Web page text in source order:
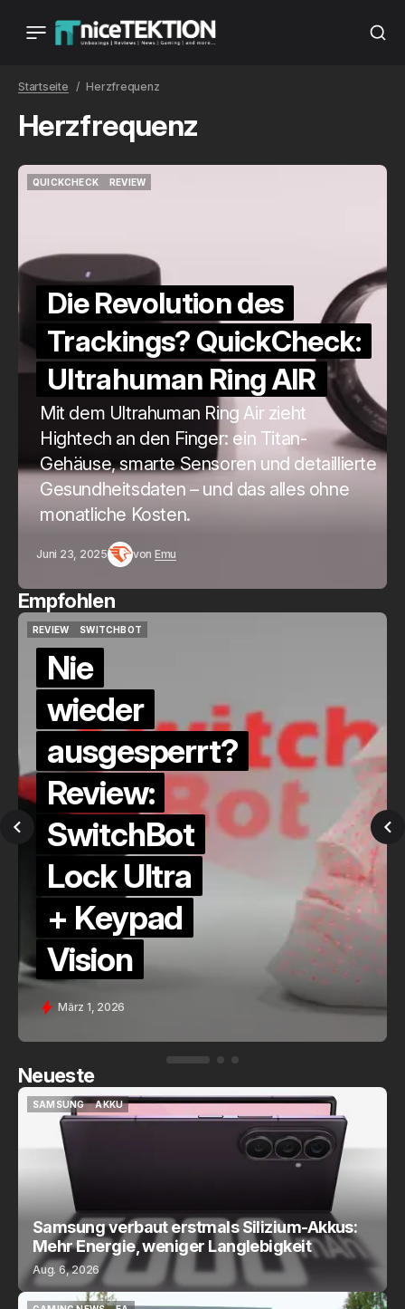
Startseite Herzfrequenz
Herzfrequenz
QUICKCHECK
REVIEW
Die Revolution des
Trackings? QuickCheck:
Ultrahuman Ring AIR
Mit dem Ultrahuman Ring Air zieht
Hightech an den Finger: ein Titan-
Gehäuse, smarte Sensoren und detaillierte
Gesundheitsdaten – und das alles ohne
monatliche Kosten.
Juni 23, 2025 von Emu
Empfohlen
REVIEW
SWITCHBOT
Nie
wieder
ausgesperrt?
Review:
SwitchBot
Lock Ultra
+ Keypad
Vision
März 1, 2026
Neueste
SAMSUNG
SAMSUNG
AKKU
AKKU
Samsung verbaut erstmals Silizium-Akkus:
Mehr Energie, weniger Langlebigkeit
Aug. 6, 2026